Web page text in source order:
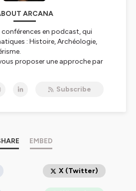
ARCANA
en podcast, qui
: Histoire, Archéologie,
proposer une approche par
ou des émissions
théologiques et occultes sont
valeurs symboliques.
Subscribe
EMBED
X (Twitter)